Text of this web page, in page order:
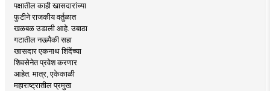
पक्षातील काही खासदारांच्या
फुटीने राजकीय वर्तुळात
खळबळ उडाली आहे. उबाठा
गटातील नऊपैकी सहा
खासदार एकनाथ शिंदेंच्या
शिवसेनेत प्रवेश करणार
आहेत. मात्र, एकेकाळी
महाराष्ट्रातील प्रमुख